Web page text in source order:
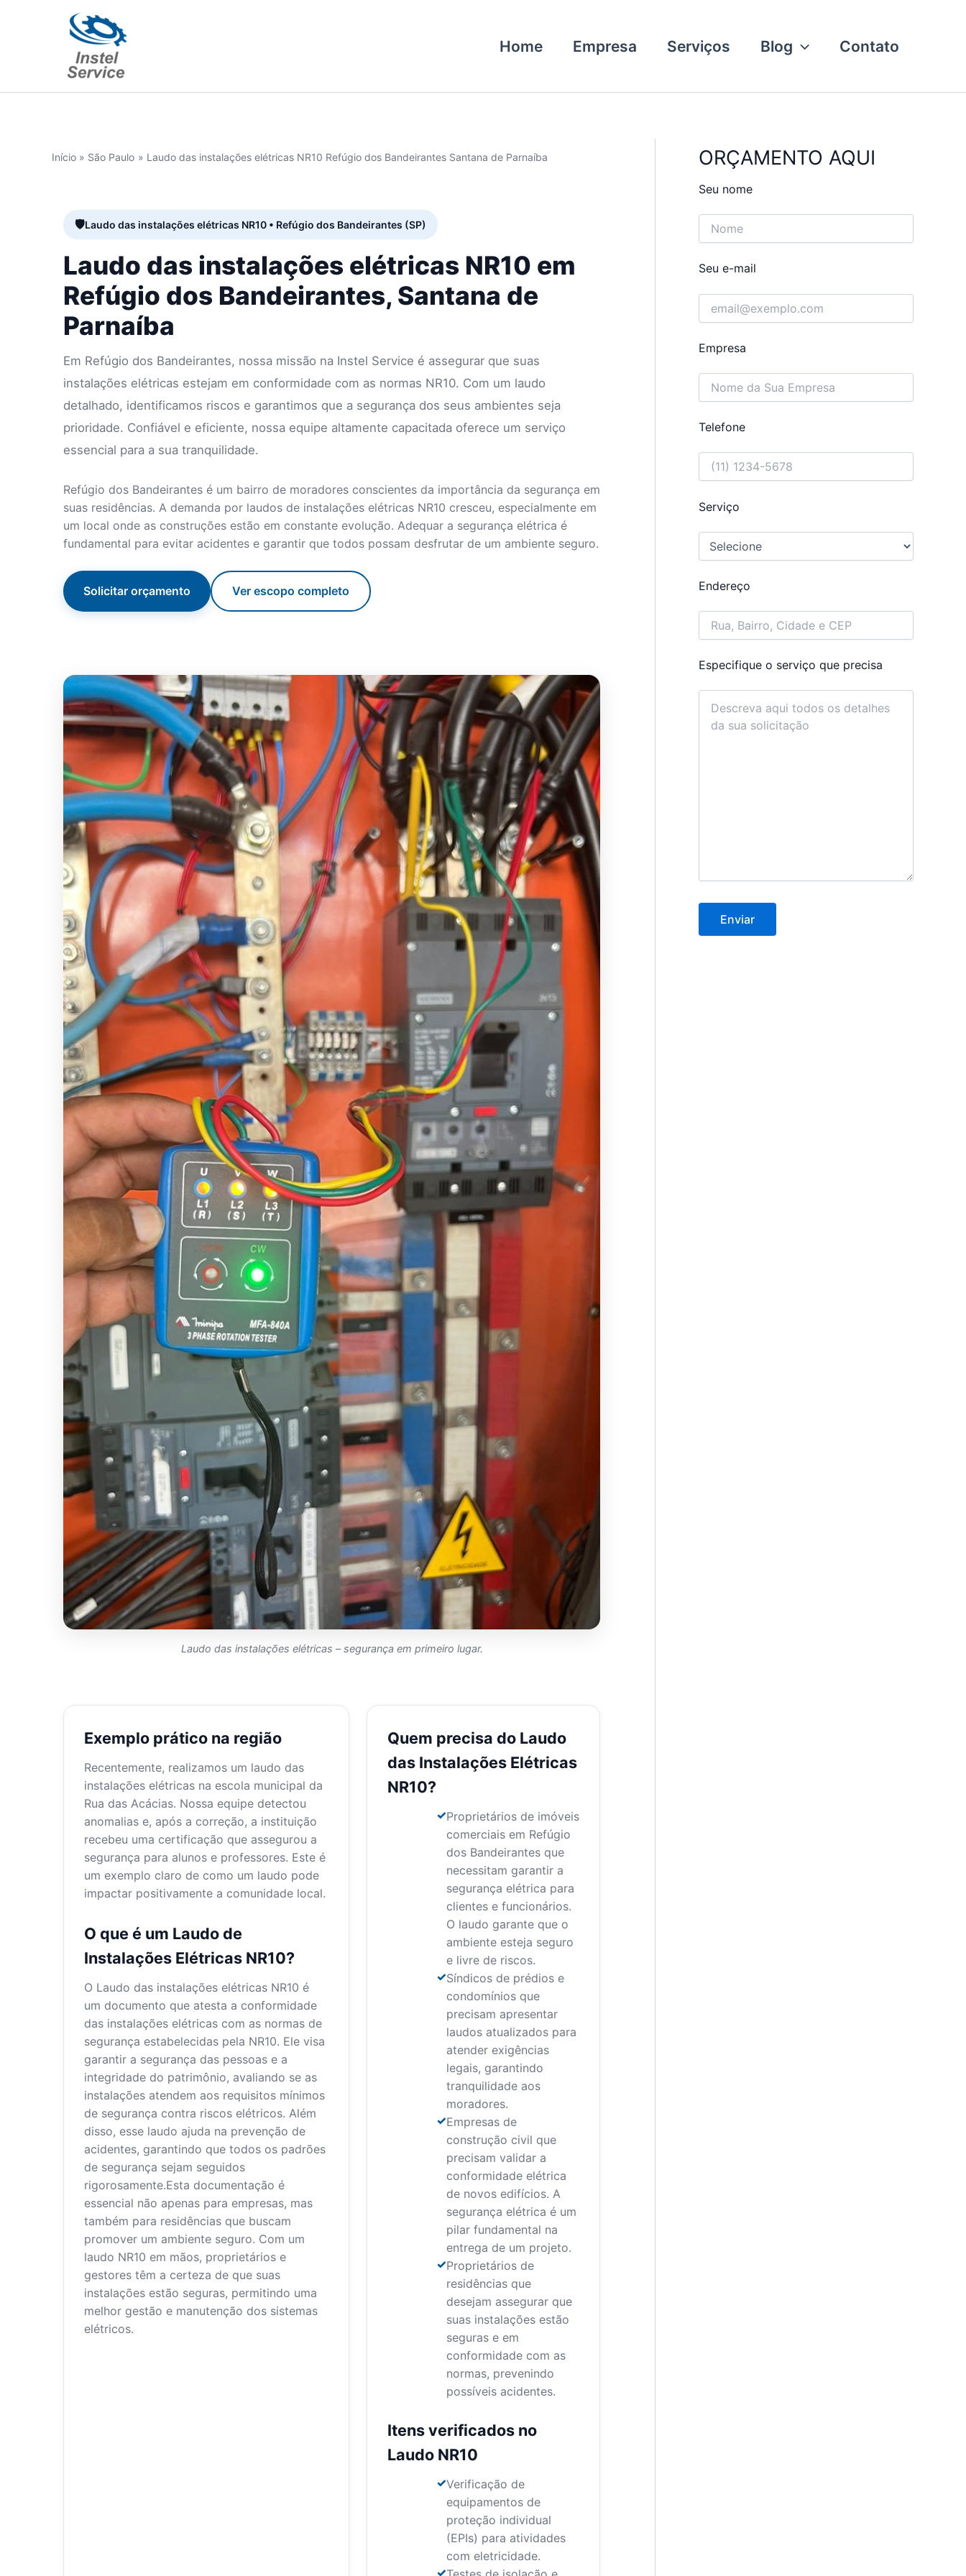
Home Empresa Serviços Blog Contato
Início São Paulo Laudo das instalações elétricas NR10 Refúgio dos Bandeirantes Santana de Parnaíba
Laudo das instalações elétricas NR10 • Refúgio dos Bandeirantes (SP)
Laudo das instalações elétricas NR10 em
Refúgio dos Bandeirantes, Santana de
Parnaíba
Em Refúgio dos Bandeirantes, nossa missão na Instel Service é assegurar que suas
instalações elétricas estejam em conformidade com as normas NR10. Com um laudo
detalhado, identificamos riscos e garantimos que a segurança dos seus ambientes seja
prioridade. Confiável e eficiente, nossa equipe altamente capacitada oferece um serviço
essencial para a sua tranquilidade.
Refúgio dos Bandeirantes é um bairro de moradores conscientes da importância da segurança em
suas residências. A demanda por laudos de instalações elétricas NR10 cresceu, especialmente em
um local onde as construções estão em constante evolução. Adequar a segurança elétrica é
fundamental para evitar acidentes e garantir que todos possam desfrutar de um ambiente seguro.
Solicitar orçamento Ver escopo completo
Laudo das instalações elétricas – segurança em primeiro lugar.
Exemplo prático na região
Recentemente, realizamos um laudo das
instalações elétricas na escola municipal da
Rua das Acácias. Nossa equipe detectou
anomalias e, após a correção, a instituição
recebeu uma certificação que assegurou a
segurança para alunos e professores. Este é
um exemplo claro de como um laudo pode
impactar positivamente a comunidade local.
O que é um Laudo de
Instalações Elétricas NR10?
O Laudo das instalações elétricas NR10 é
um documento que atesta a conformidade
das instalações elétricas com as normas de
segurança estabelecidas pela NR10. Ele visa
garantir a segurança das pessoas e a
integridade do patrimônio, avaliando se as
instalações atendem aos requisitos mínimos
de segurança contra riscos elétricos. Além
disso, esse laudo ajuda na prevenção de
acidentes, garantindo que todos os padrões
de segurança sejam seguidos
rigorosamente.Esta documentação é
essencial não apenas para empresas, mas
também para residências que buscam
promover um ambiente seguro. Com um
laudo NR10 em mãos, proprietários e
gestores têm a certeza de que suas
instalações estão seguras, permitindo uma
melhor gestão e manutenção dos sistemas
elétricos.
Quem precisa do Laudo
das Instalações Elétricas
NR10?
Proprietários de imóveis
comerciais em Refúgio
dos Bandeirantes que
necessitam garantir a
segurança elétrica para
clientes e funcionários.
O laudo garante que o
ambiente esteja seguro
e livre de riscos.
Síndicos de prédios e
condomínios que
precisam apresentar
laudos atualizados para
atender exigências
legais, garantindo
tranquilidade aos
moradores.
Empresas de
construção civil que
precisam validar a
conformidade elétrica
de novos edifícios. A
segurança elétrica é um
pilar fundamental na
entrega de um projeto.
Proprietários de
residências que
desejam assegurar que
suas instalações estão
seguras e em
conformidade com as
normas, prevenindo
possíveis acidentes.
Itens verificados no
Laudo NR10
Verificação de
equipamentos de
proteção individual
(EPIs) para atividades
com eletricidade.
ORÇAMENTO AQUI
Seu nome
Seu e-mail
Empresa
Telefone
Serviço
Endereço
Especifique o serviço que precisa